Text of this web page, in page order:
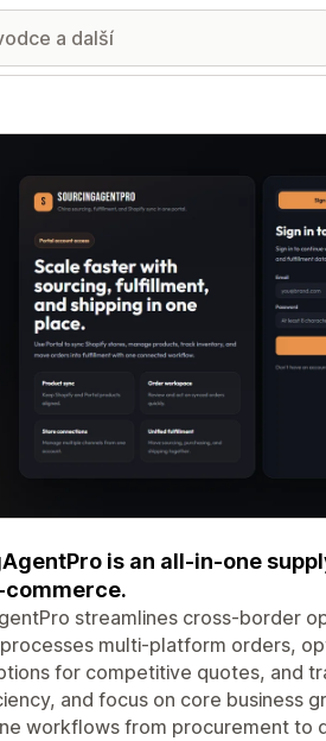
obrázků
is an all-in-one
streamlines cross-border
multi-platform orders,
for competitive quotes, and
and focus on core business
workflows from procurement to